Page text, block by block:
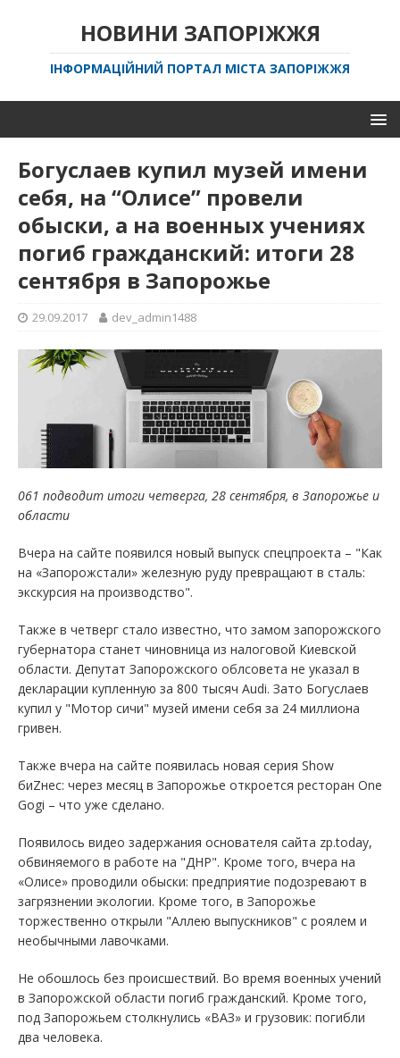
НОВИНИ ЗАПОРІЖЖЯ
ІНФОРМАЦІЙНИЙ ПОРТАЛ МІСТА ЗАПОРІЖЖЯ
Богуслаев купил музей имени
себя, на “Олисе” провели
обыски, а на военных учениях
погиб гражданский: итоги 28
сентября в Запорожье
29.09.2017 dev_admin1488
061 подводит итоги четверга, 28 сентября, в Запорожье и
области
Вчера на сайте появился новый выпуск спецпроекта – "Как
на «Запорожстали» железную руду превращают в сталь:
экскурсия на производство".
Также в четверг стало известно, что замом запорожского
губернатора станет чиновница из налоговой Киевской
области. Депутат Запорожского облсовета не указал в
декларации купленную за 800 тысяч Audi. Зато Богуслаев
купил у "Мотор сичи" музей имени себя за 24 миллиона
гривен.
Также вчера на сайте появилась новая серия Show
биZнес: через месяц в Запорожье откроется ресторан One
Gogi – что уже сделано.
Появилось видео задержания основателя сайта zp.today,
обвиняемого в работе на "ДНР". Кроме того, вчера на
«Олисе» проводили обыски: предприятие подозревают в
загрязнении экологии. Кроме того, в Запорожье
торжественно открыли "Аллею выпускников" с роялем и
необычными лавочками.
Не обошлось без происшествий. Во время военных учений
в Запорожской области погиб гражданский. Кроме того,
под Запорожьем столкнулись «ВАЗ» и грузовик: погибли
два человека.